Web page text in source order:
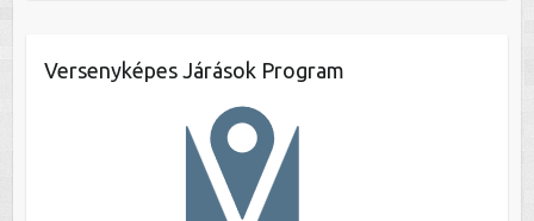
Versenyképes Járások Program